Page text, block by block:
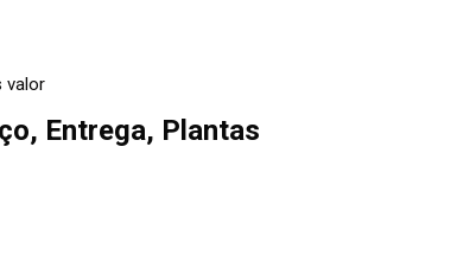
valor
Entrega, Plantas